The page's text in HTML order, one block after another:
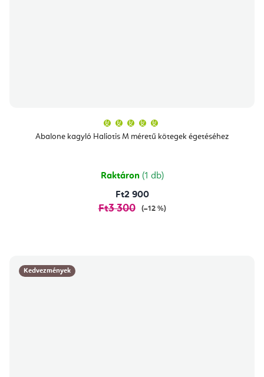
Abalone kagyló Haliotis M méretű kötegek égetéséhez
átlagos
értékelése
csillag.
Raktáron (1 db)
Ft2 900
Ft3 300 (–12 %)
Kedvezmények